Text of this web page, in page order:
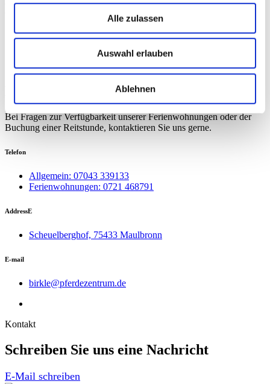
Alle zulassen
Auswahl erlauben
Ablehnen
Kontakt
Home
Sie haben Fragen?
Kontaktieren Sie uns
Bei Fragen zur Verfügbarkeit unserer Ferienwohnungen oder der
Buchung einer Reitstunde, kontaktieren Sie uns gerne.
Telefon
Allgemein: 07043 339133
Ferienwohnungen: 0721 468791
AddressE
Scheuelberghof, 75433 Maulbronn
E-mail
birkle@pferdezentrum.de
Kontakt
Schreiben Sie uns eine Nachricht
E-Mail schreiben